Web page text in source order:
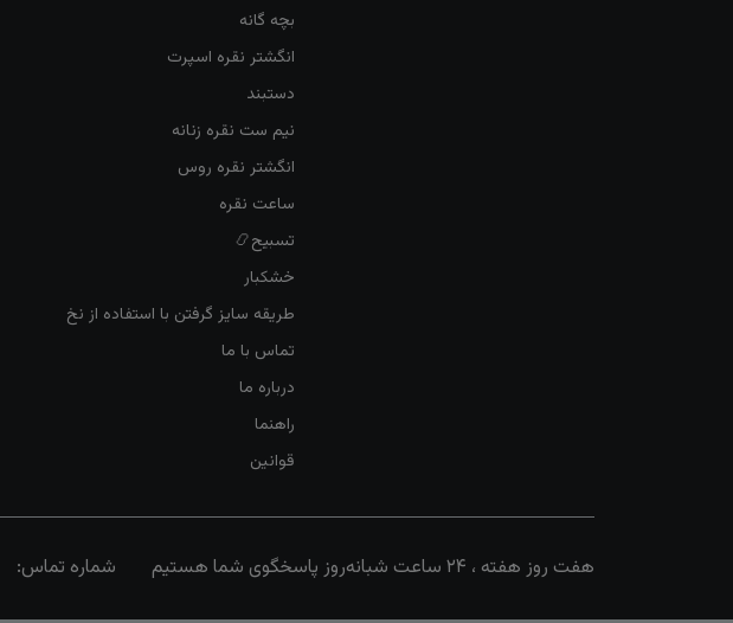
بچه گانه
انگشتر نقره اسپرت
دستبند
نیم ست نقره زنانه
انگشتر نقره روس
ساعت نقره
تسبیح📿
خشکبار
طریقه سایز گرفتن با استفاده از نخ
تماس با ما
درباره ما
راهنما
قوانین
هفت روز هفته ، ۲۴ ساعت شبانه‌روز پاسخگوی شما هستیم شماره تماس: